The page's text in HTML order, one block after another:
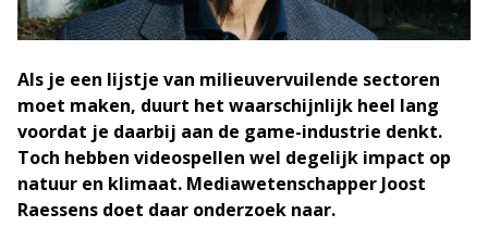
Als je een lijstje van milieuvervuilende sectoren
moet maken, duurt het waarschijnlijk heel lang
voordat je daarbij aan de game-industrie denkt.
Toch hebben videospellen wel degelijk impact op
natuur en klimaat. Mediawetenschapper Joost
Raessens doet daar onderzoek naar.